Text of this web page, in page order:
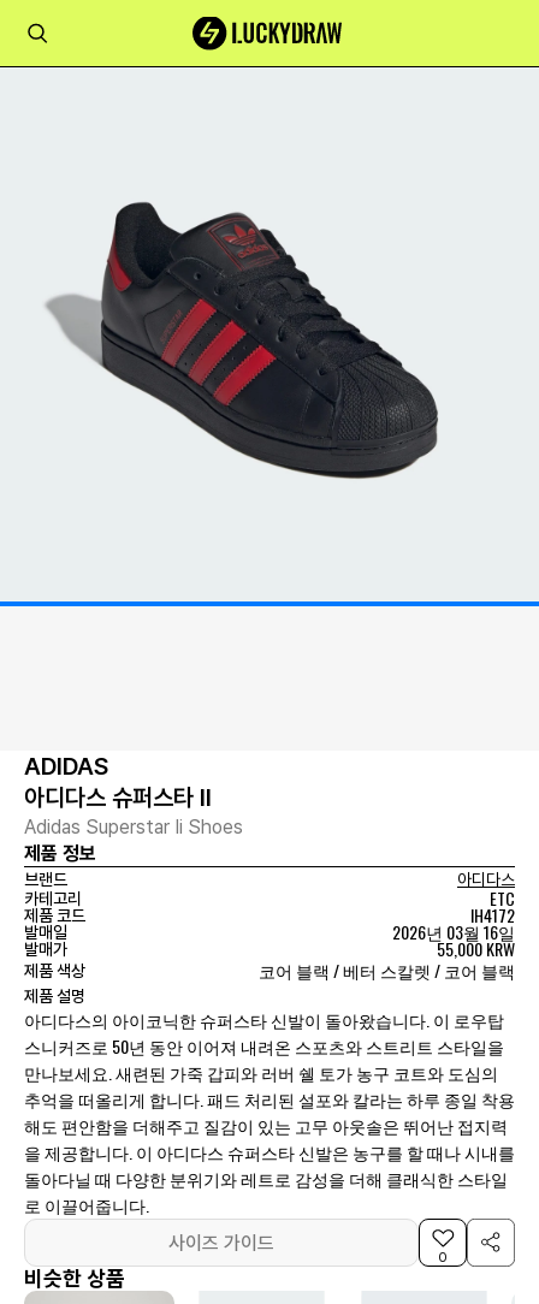
ADIDAS
아디다스 슈퍼스타 II
Adidas Superstar Ii Shoes
제품 정보
브랜드
아디다스
카테고리
ETC
제품 코드 IH4172
발매일 2026년 03월 16일
발매가 55,000 KRW
제품 색상 코어 블랙 / 베터 스칼렛 / 코어 블랙
제품 설명
아디다스의 아이코닉한 슈퍼스타 신발이 돌아왔습니다. 이 로우탑
스니커즈로 50년 동안 이어져 내려온 스포츠와 스트리트 스타일을
만나보세요. 새련된 가죽 갑피와 러버 쉘 토가 농구 코트와 도심의
추억을 떠올리게 합니다. 패드 처리된 설포와 칼라는 하루 종일 착용
해도 편안함을 더해주고 질감이 있는 고무 아웃솔은 뛰어난 접지력
을 제공합니다. 이 아디다스 슈퍼스타 신발은 농구를 할 때나 시내를
돌아다닐 때 다양한 분위기와 레트로 감성을 더해 클래식한 스타일
로 이끌어줍니다.
사이즈 가이드
0
비슷한 상품